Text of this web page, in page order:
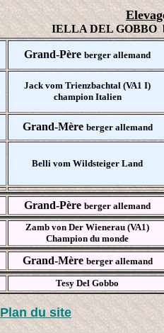
E
IELLA DEL GOBBO
Grand-Père berger allemand
Jack vom Trienzbachtal (VA1 I)
champion Italien
Grand-Mère berger allemand
Belli vom Wildsteiger Land
Grand-Père berger allemand
Zamb von Der Wienerau (VA1)
Champion du monde
Grand-Mère berger allemand
Tesy Del Gobbo
Plan du site